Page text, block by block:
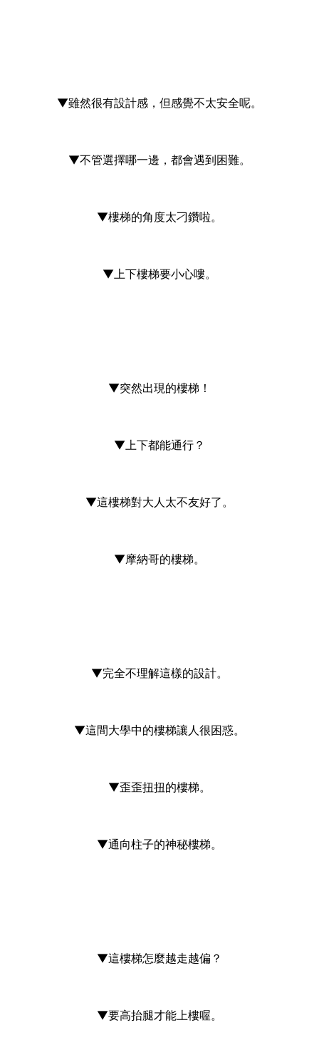
▼雖然很有設計感，但感覺不太安全呢。
▼不管選擇哪一邊，都會遇到困難。
▼樓梯的角度太刁鑽啦。
▼上下樓梯要小心嘍。
▼突然出現的樓梯！
▼上下都能通行？
▼這樓梯對大人太不友好了。
▼摩納哥的樓梯。
▼完全不理解這樣的設計。
▼這間大學中的樓梯讓人很困惑。
▼歪歪扭扭的樓梯。
▼通向柱子的神秘樓梯。
▼這樓梯怎麼越走越偏？
▼要高抬腿才能上樓喔。